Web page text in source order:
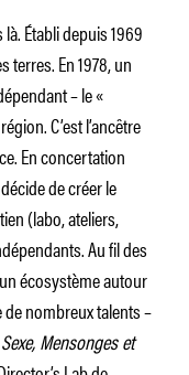
Établi depuis 1969
terres. En 1978, un
– le «
C’est l’ancêtre
En concertation
de créer le
(labo, ateliers,
Au fil des
écosystème autour
nombreux talents –
Sexe, Mensonges et